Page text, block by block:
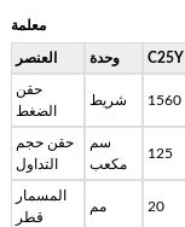
معلمة
العنصر وحدة C25Y
حقن
الضغط
شريط 1560
حقن حجم
التداول
سم
مكعب
125
المسمار
قطر
مم 20